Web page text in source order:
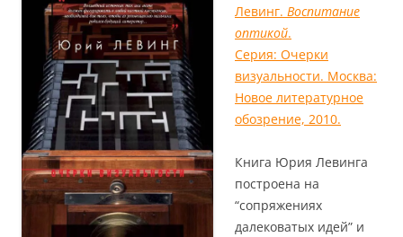
Левинг. Воспитание
оптикой.
Серия: Очерки
визуальности. Москва:
Новое литературное
обозрение, 2010.
Книга Юрия Левинга
построена на
“сопряжениях
далековатых идей” и